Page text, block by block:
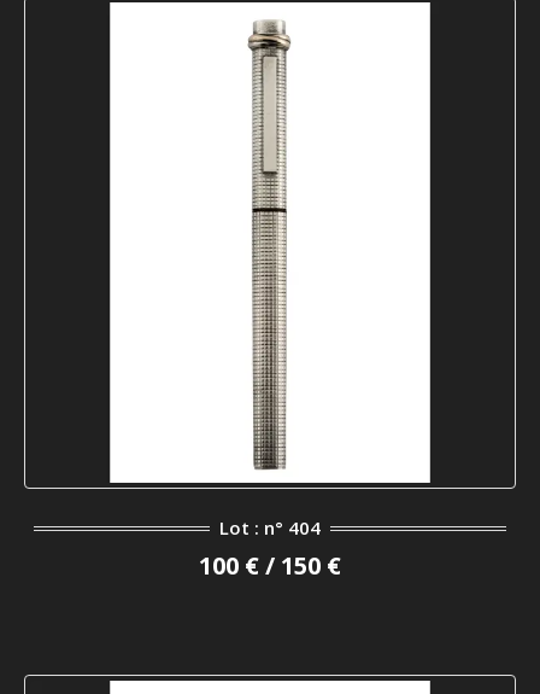
Lot : n° 404
100 € / 150 €